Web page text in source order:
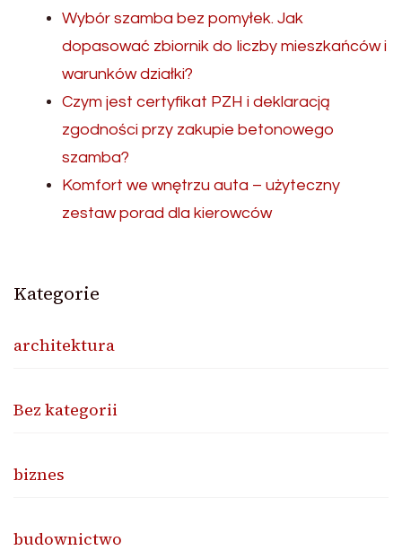
Wybór szamba bez pomyłek. Jak
dopasować zbiornik do liczby mieszkańców i
warunków działki?
Czym jest certyfikat PZH i deklaracją
zgodności przy zakupie betonowego
szamba?
Komfort we wnętrzu auta – użyteczny
zestaw porad dla kierowców
Kategorie
architektura
Bez kategorii
biznes
budownictwo